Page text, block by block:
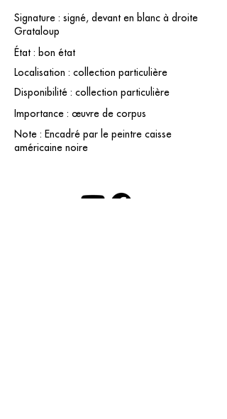
Signature : signé, devant en blanc à droite
Grataloup
État : bon état
Localisation : collection particulière
Disponibilité : collection particulière
Importance : œuvre de corpus
Note : Encadré par le peintre caisse
américaine noire